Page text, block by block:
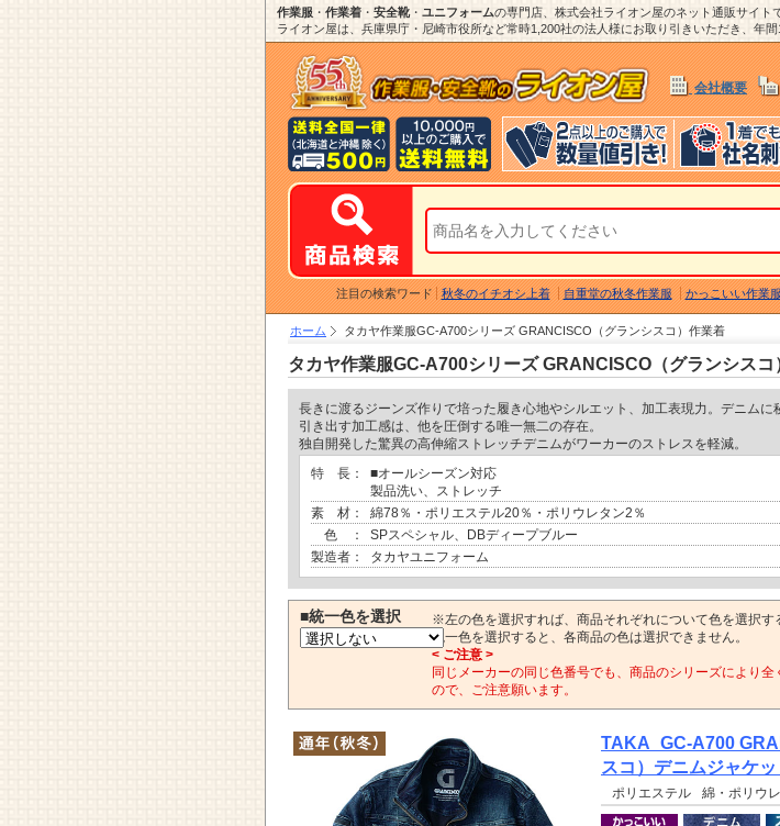
作業服 ・ 作業着 ・ 安全靴・ ユニフォームの専門店、株式会社ライオン屋のネット通販サイト
ライオン屋は、兵庫県庁・尼崎市役所など常時1,200社の法人様にお取り引きいただき、年
会社概要
注目の検索ワード 秋冬のイチオシ上着 自重堂の秋冬作業服 かっこいい作業
ホーム タカヤ作業服GC-A700シリーズ GRANCISCO（グランシスコ）作業着
タカヤ作業服GC-A700シリーズ GRANCISCO（グランシスコ
長きに渡るジーンズ作りで培った履き心地やシルエット、加工表現力。デニムに
引き出す加工感は、他を圧倒する唯一無二の存在。
独自開発した驚異の高伸縮ストレッチデニムがワーカーのストレスを軽減。
特 長：
■オールシーズン対応
製品洗い、ストレッチ
素 材：
綿78％・ポリエステル20％・ポリウレタン2％
色 ：
SPスペシャル、DBディープブルー
製造者：
タカヤユニフォーム
■統一色を選択
※左の色を選択すれば、商品それぞれについて色を選択す
統一色を選択すると、各商品の色は選択できません。
< ご注意 >
同じメーカーの同じ色番号でも、商品のシリーズにより
ので、ご注意願います。
TAKA_GC-A700
スコ）デニムジャケッ
ポリエステル 綿・ポリウ